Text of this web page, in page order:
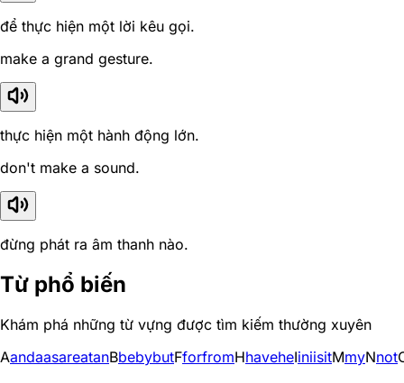
để thực hiện một lời kêu gọi.
make a grand gesture.
thực hiện một hành động lớn.
don't make a sound.
đừng phát ra âm thanh nào.
Từ phổ biến
Khám phá những từ vựng được tìm kiếm thường xuyên
AandaasareatanBbebybutFforfromHhaveheIiniisitMmyNnot